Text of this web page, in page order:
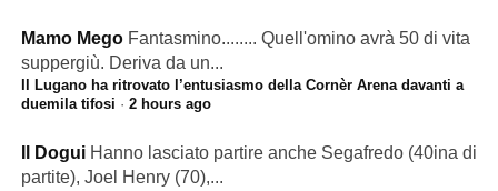
Mamo Mego Fantasmino........ Quell'omino avrà 50 di vita
suppergiù. Deriva da un...
Il Lugano ha ritrovato l’entusiasmo della Cornèr Arena davanti a
duemila tifosi · 2 hours ago
Il Dogui Hanno lasciato partire anche Segafredo (40ina di
partite), Joel Henry (70),...